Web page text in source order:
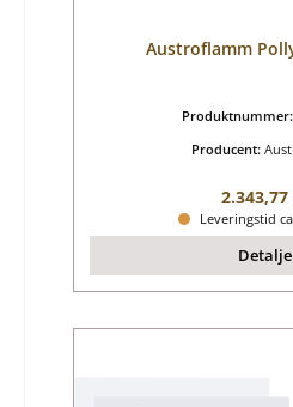
Austroflamm
Produktnummer:
Producent:
Leveringstid